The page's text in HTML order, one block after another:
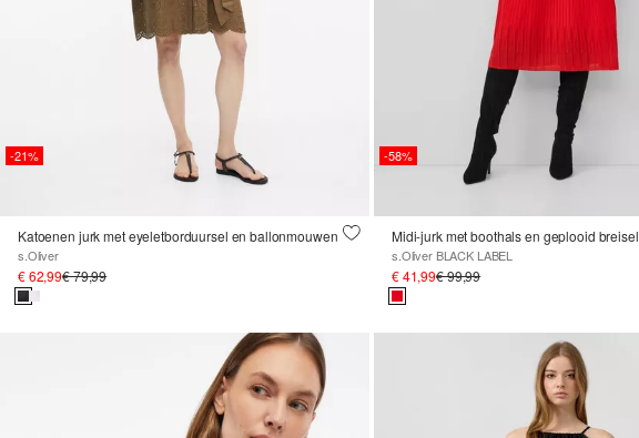
-21%
Katoenen jurk met eyeletborduursel en ballonmouwen
s.Oliver
€ 62,99€ 79,99
-58%
Midi-jurk met boothals en geplooid breisel
s.Oliver BLACK LABEL
€ 41,99€ 99,99